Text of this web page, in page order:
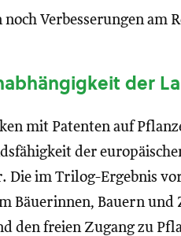
Verbesserungen am
der
mit Patenten auf
der
Die im Trilog-Ergebnis
Bäuerinnen, Bauern
den freien Zugang zu